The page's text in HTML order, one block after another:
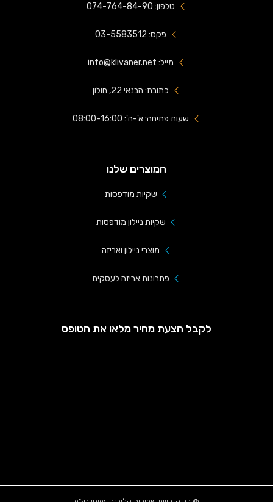
טלפון: 074-764-84-90
פקס: 03-5583512
מייל: info@klivaner.net
כתובת: הבנאי 22, חולון
שעות פתיחה: א'-ה': 08:00-16:00
המוצרים שלנו
שקיות מודפסות
שקיות ניילון מודפסות
מוצרי ניילון ואריזה
פתרונות אריזה לעסקים
לקבל הצעת מחיר מלאו את הטופס